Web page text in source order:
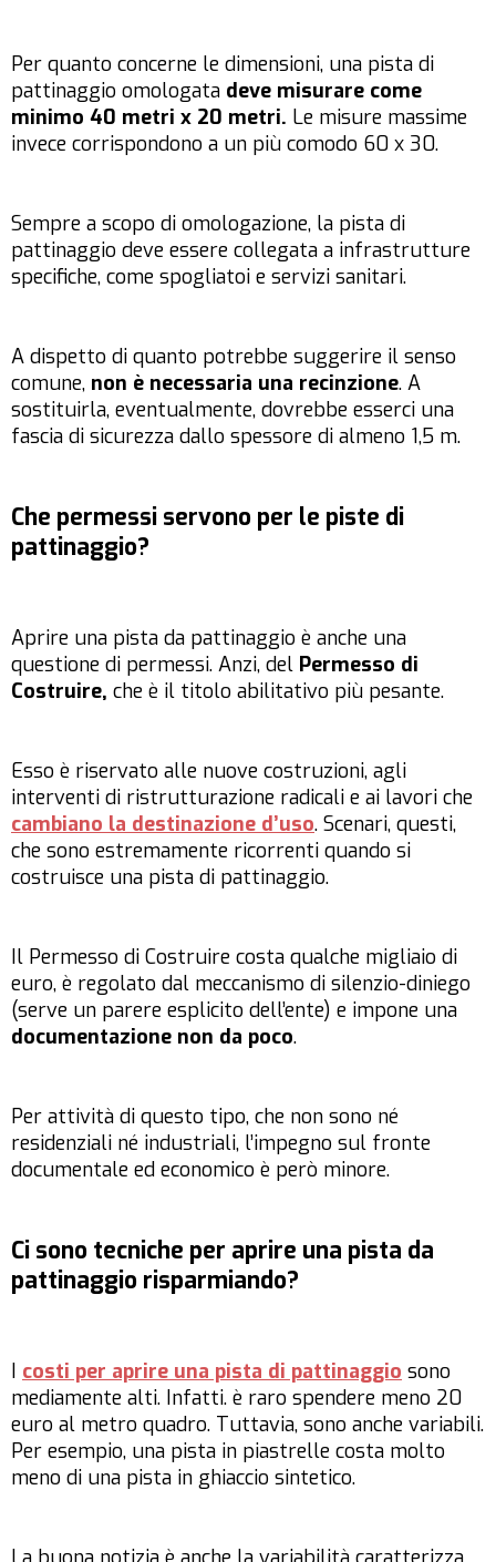
Per quanto concerne le dimensioni, una pista di
pattinaggio omologata deve misurare come
minimo 40 metri x 20 metri. Le misure massime
invece corrispondono a un più comodo 60 x 30.
Sempre a scopo di omologazione, la pista di
pattinaggio deve essere collegata a infrastrutture
specifiche, come spogliatoi e servizi sanitari.
A dispetto di quanto potrebbe suggerire il senso
comune, non è necessaria una recinzione. A
sostituirla, eventualmente, dovrebbe esserci una
fascia di sicurezza dallo spessore di almeno 1,5 m.
Che permessi servono per le piste di
pattinaggio?
Aprire una pista da pattinaggio è anche una
questione di permessi. Anzi, del Permesso di
Costruire, che è il titolo abilitativo più pesante.
Esso è riservato alle nuove costruzioni, agli
interventi di ristrutturazione radicali e ai lavori che
cambiano la destinazione d’uso. Scenari, questi,
che sono estremamente ricorrenti quando si
costruisce una pista di pattinaggio.
Il Permesso di Costruire costa qualche migliaio di
euro, è regolato dal meccanismo di silenzio-diniego
(serve un parere esplicito dell’ente) e impone una
documentazione non da poco.
Per attività di questo tipo, che non sono né
residenziali né industriali, l’impegno sul fronte
documentale ed economico è però minore.
Ci sono tecniche per aprire una pista da
pattinaggio risparmiando?
I costi per aprire una pista di pattinaggio sono
mediamente alti. Infatti. è raro spendere meno 20
euro al metro quadro. Tuttavia, sono anche variabili.
Per esempio, una pista in piastrelle costa molto
meno di una pista in ghiaccio sintetico.